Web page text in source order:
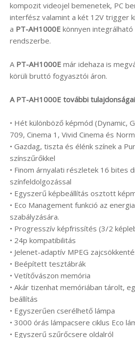
kompozit videojel bemenetek, PC
interfész valamint a két 12V trigger
a PT-AH1000E könnyen
rendszerbe.
A PT-AH1000E már idehaza is
körüli bruttó fogyasztói áron.
A PT-AH1000E további
• Hét különböző képmód (Dynamic,
709, Cinema 1, Vivid Cinema és
• Gazdag, tiszta és élénk színek a
színszűrőkkel
• Finom árnyalati részletek 16 bites
színfeldolgozással
• Egyszerű képbeállítás osztott
• Eco Management funkció az
szabályzására.
• Progresszív képfrissítés (3/2
• 24p kompatibilitás
• Jelenet-adaptív MPEG
• Beépített tesztábrák
• Vetítővászon memória
• Akár tizenhat memóriában tárolt,
beállítás
• Egyszerűen cserélhető lámpa
• 3000 órás lámpacsere ciklus Eco
• Egyszerű szűrőcsere oldalról